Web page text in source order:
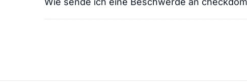
KI Domain Generator Website